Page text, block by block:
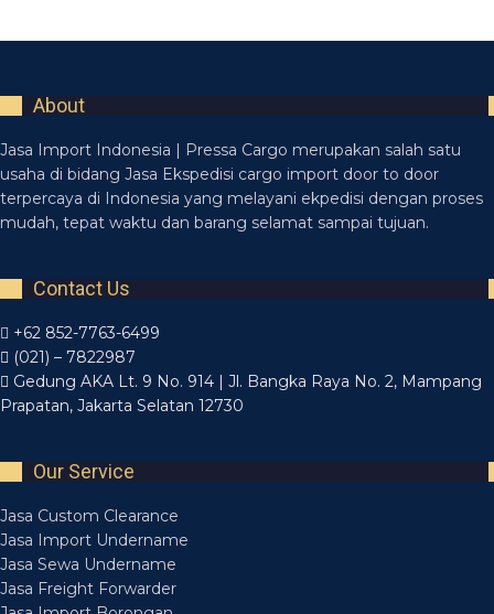
About
Jasa Import Indonesia | Pressa Cargo merupakan salah satu
usaha di bidang Jasa Ekspedisi cargo import door to door
terpercaya di Indonesia yang melayani ekpedisi dengan proses
mudah, tepat waktu dan barang selamat sampai tujuan.
Contact Us
+62 852-7763-6499
(021) – 7822987
Gedung AKA Lt. 9 No. 914 | Jl. Bangka Raya No. 2, Mampang
Prapatan, Jakarta Selatan 12730
Our Service
Jasa Custom Clearance
Jasa Import Undername
Jasa Sewa Undername
Jasa Freight Forwarder